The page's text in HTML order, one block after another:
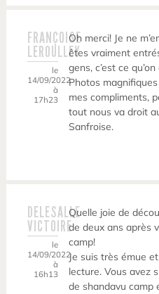
FRANÇOISE
LEROULLEY
le
14/09/2022
à
17h23
Oh merci! Je ne
êtes vraiment
gens, c’est ce
Photos
mes compliments,
tout nous va droit
Sanfroise.
DELESALLE
VICTOIRE
le
14/09/2022
à
16h13
Quelle joie de
de deux ans après
camp!
Je suis très émue
lecture. Vous avez
de shandavu camp